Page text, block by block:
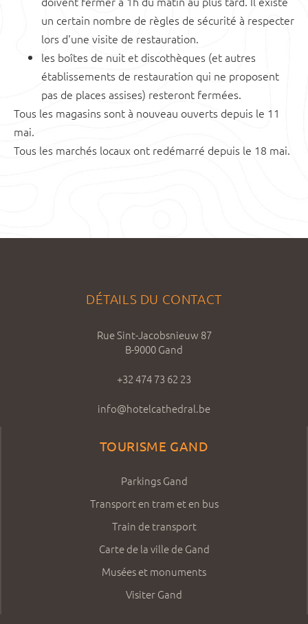
un certain nombre de règles de sécurité à respecter
lors d'une visite de restauration.
les boîtes de nuit et discothèques (et autres
établissements de restauration qui ne proposent
pas de places assises) resteront fermées.
Tous les magasins sont à nouveau ouverts depuis le 11
mai.
Tous les marchés locaux ont redémarré depuis le 18 mai.
DÉTAILS DU CONTACT
Rue Sint-Jacobsnieuw 87
B-9000 Gand
+32 474 73 62 23
info@hotelcathedral.be
TOURISME GAND
Parkings Gand
Transport en tram et en bus
Train de transport
Carte de la ville de Gand
Musées et monuments
Visiter Gand